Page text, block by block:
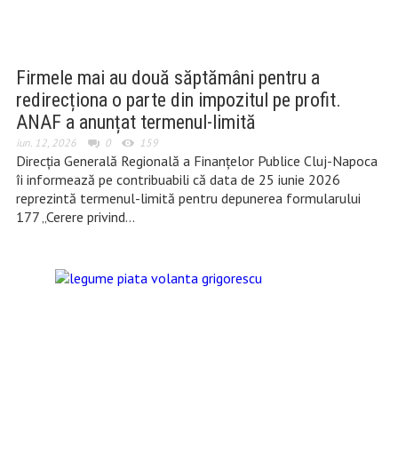
Firmele mai au două săptămâni pentru a
redirecționa o parte din impozitul pe profit.
ANAF a anunțat termenul-limită
iun. 12, 2026 0 159
Direcția Generală Regională a Finanțelor Publice Cluj-Napoca
îi informează pe contribuabili că data de 25 iunie 2026
reprezintă termenul-limită pentru depunerea formularului
177 „Cerere privind…